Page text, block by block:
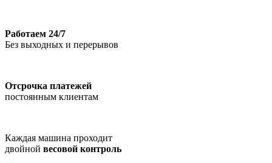
Работаем 24/7
Без выходных и перерывов
Отсрочка платежей
постоянным клиентам
Каждая машина проходит
двойной весовой контроль